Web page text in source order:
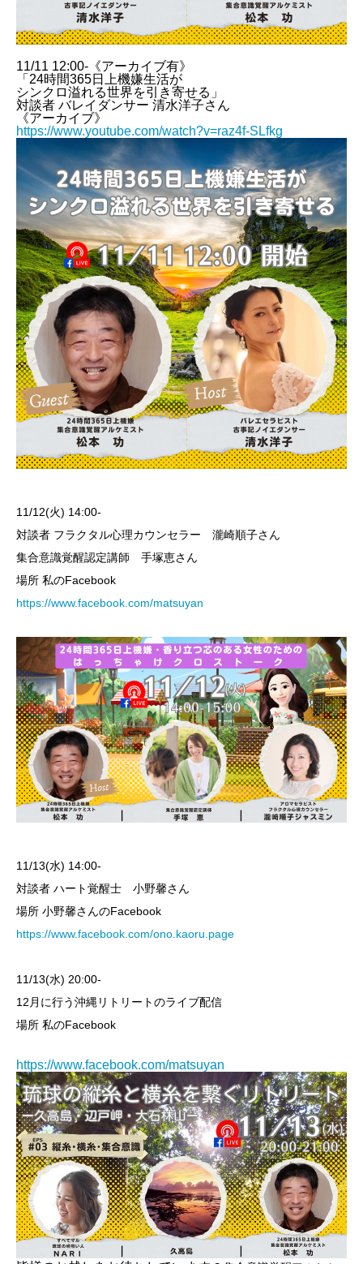
11/11 12:00-《アーカイブ有》
「24時間365日上機嫌生活が
シンクロ溢れる世界を引き寄せる」
対談者 バレイダンサー 清水洋子さん
《アーカイブ》
https://www.youtube.com/watch?v=raz4f-SLfkg
11/12(火) 14:00-
対談者 フラクタル心理カウンセラー 瀧崎順子さん
集合意識覚醒認定講師 手塚恵さん
場所 私のFacebook
https://www.facebook.com/matsuyan
11/13(水) 14:00-
対談者 ハート覚醒士 小野馨さん
場所 小野馨さんのFacebook
https://www.facebook.com/ono.kaoru.page
11/13(水) 20:00-
12月に行う沖縄リトリートのライブ配信
場所 私のFacebook
https://www.facebook.com/matsuyan